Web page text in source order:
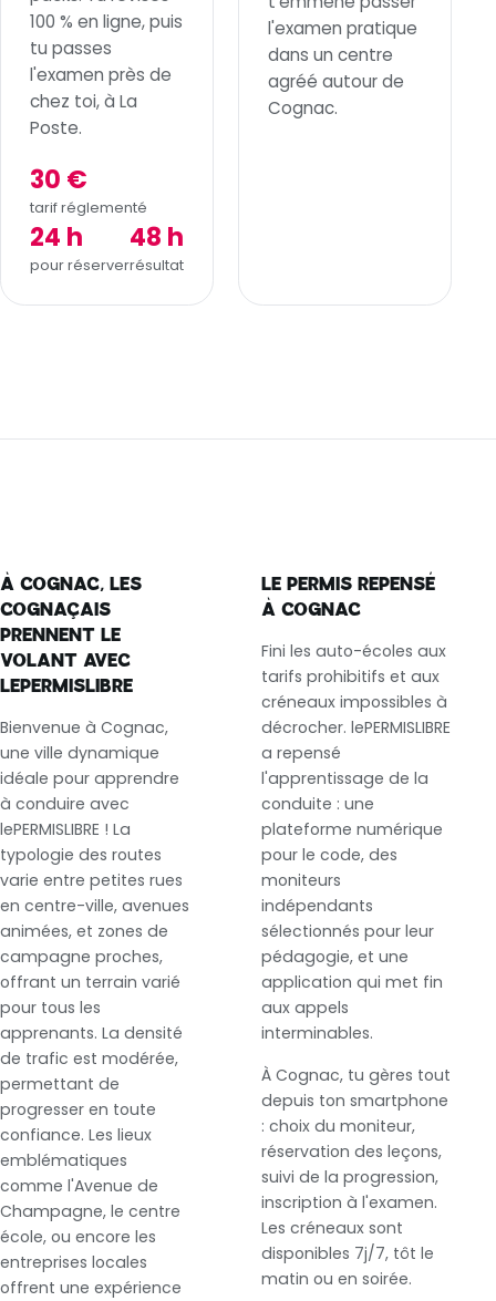
100 % en ligne, puis
tu passes
l'examen près de
chez toi, à La
Poste.
30 €
tarif réglementé
24 h
pour réserver
48 h
résultat
l'examen pratique
dans un centre
agréé autour de
Cognac.
À COGNAC, LES
COGNAÇAIS
PRENNENT LE
VOLANT AVEC
LEPERMISLIBRE
Bienvenue à Cognac,
une ville dynamique
idéale pour apprendre
à conduire avec
lePERMISLIBRE ! La
typologie des routes
varie entre petites rues
en centre-ville, avenues
animées, et zones de
campagne proches,
offrant un terrain varié
pour tous les
apprenants. La densité
de trafic est modérée,
permettant de
progresser en toute
confiance. Les lieux
emblématiques
comme l'Avenue de
Champagne, le centre
école, ou encore les
entreprises locales
offrent une expérience
LE PERMIS REPENSÉ
À COGNAC
Fini les auto-écoles aux
tarifs prohibitifs et aux
créneaux impossibles à
décrocher. lePERMISLIBRE
a repensé
l'apprentissage de la
conduite : une
plateforme numérique
pour le code, des
moniteurs
indépendants
sélectionnés pour leur
pédagogie, et une
application qui met fin
aux appels
interminables.
À Cognac, tu gères tout
depuis ton smartphone
: choix du moniteur,
réservation des leçons,
suivi de la progression,
inscription à l'examen.
Les créneaux sont
disponibles 7j/7, tôt le
matin ou en soirée.